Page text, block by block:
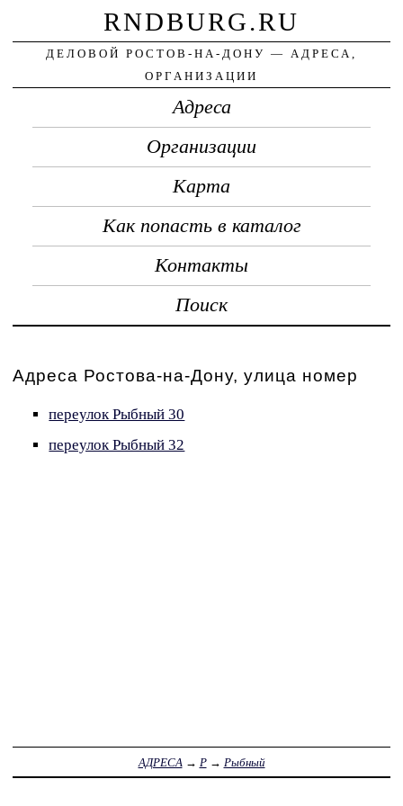
RNDBURG.RU
ДЕЛОВОЙ РОСТОВ-НА-ДОНУ — АДРЕСА,
ОРГАНИЗАЦИИ
Адреса
Организации
Карта
Как попасть в каталог
Контакты
Поиск
Адреса Ростова-на-Дону, улица номер
переулок Рыбный 30
переулок Рыбный 32
АДРЕСА → Р→ Рыбный